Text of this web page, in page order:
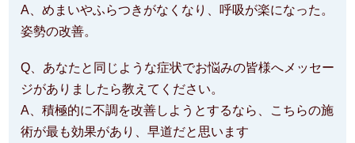
A、めまいやふらつきがなくなり、呼吸が楽になった。
姿勢の改善。
Q、あなたと同じような症状でお悩みの皆様へメッセー
ジがありましたら教えてください。
A、積極的に不調を改善しようとするなら、こちらの施
術が最も効果があり、 早道だと思います